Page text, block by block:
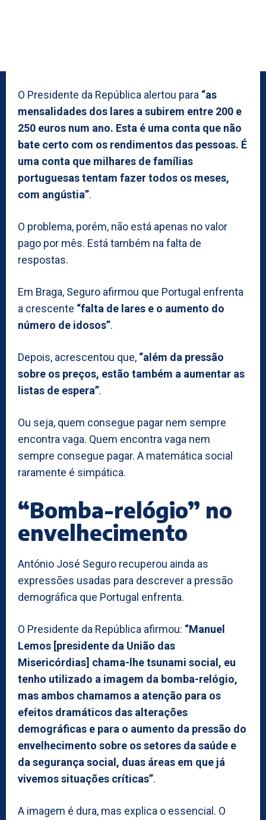
O Presidente da República alertou para “as
mensalidades dos lares a subirem entre 200 e
250 euros num ano. Esta é uma conta que não
bate certo com os rendimentos das pessoas. É
uma conta que milhares de famílias
portuguesas tentam fazer todos os meses,
com angústia”.
O problema, porém, não está apenas no valor
pago por mês. Está também na falta de
respostas.
Em Braga, Seguro afirmou que Portugal enfrenta
a crescente “falta de lares e o aumento do
número de idosos”.
Depois, acrescentou que, “além da pressão
sobre os preços, estão também a aumentar as
listas de espera”.
Ou seja, quem consegue pagar nem sempre
encontra vaga. Quem encontra vaga nem
sempre consegue pagar. A matemática social
raramente é simpática.
“Bomba-relógio” no
envelhecimento
António José Seguro recuperou ainda as
expressões usadas para descrever a pressão
demográfica que Portugal enfrenta.
O Presidente da República afirmou: “Manuel
Lemos [presidente da União das
Misericórdias] chama-lhe tsunami social, eu
tenho utilizado a imagem da bomba-relógio,
mas ambos chamamos a atenção para os
efeitos dramáticos das alterações
demográficas e para o aumento da pressão do
envelhecimento sobre os setores da saúde e
da segurança social, duas áreas em que já
vivemos situações críticas”.
A imagem é dura, mas explica o essencial. O